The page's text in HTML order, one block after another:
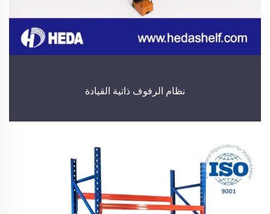
نظام الرفوف ذاتية القيادة